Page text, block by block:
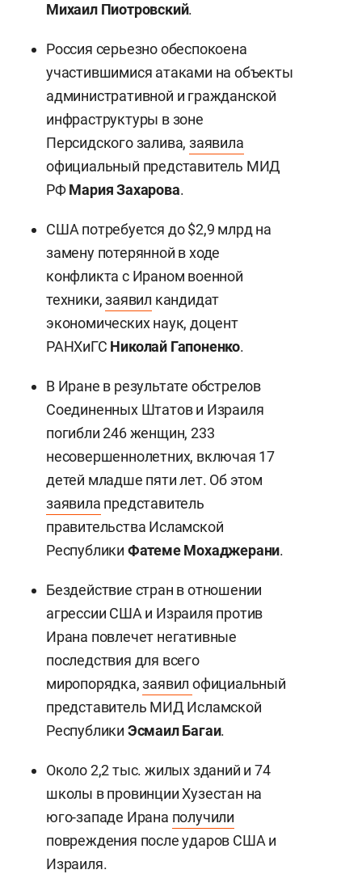
Михаил Пиотровский.
Россия серьезно обеспокоена
участившимися атаками на объекты
административной и гражданской
инфраструктуры в зоне
Персидского залива,заявила
официальный представитель МИД
РФМария Захарова.
США потребуется до $2,9 млрд на
замену потерянной в ходе
конфликта с Ираном военной
техники,заявил кандидат
экономических наук, доцент
РАНХиГС Николай Гапоненко.
В Иране в результате обстрелов
Соединенных Штатов и Израиля
погибли 246 женщин, 233
несовершеннолетних, включая 17
детей младше пяти лет. Об этом
заявила представитель
правительства Исламской
Республики Фатеме Мохаджерани.
Бездействие стран в отношении
агрессии США и Израиля против
Ирана повлечет негативные
последствия для всего
миропорядка,заявилофициальный
представитель МИД Исламской
Республики Эсмаил Багаи.
Около 2,2 тыс. жилых зданий и 74
школы в провинции Хузестан на
юго-западе Ирана получили
повреждения после ударов США и
Израиля.